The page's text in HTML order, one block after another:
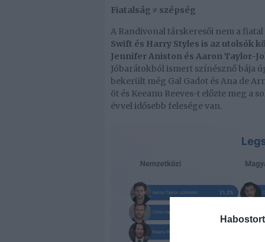
Fiatalság ≠ szépség
A Randivonal társkeresői nem a
Swift és Harry Styles is az utolsók
Jennifer Aniston és Aaron Taylor-
Jóbarátokból ismert színésznő bája
bekerült még Gal Gadot és Ana de
öt és Keeanu Reeves-t előzte meg a
évvel idősebb felesége van.